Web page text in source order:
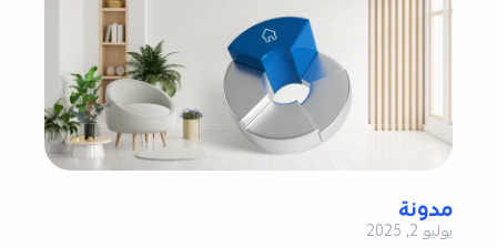
مدونة
يوليو 2, 2025